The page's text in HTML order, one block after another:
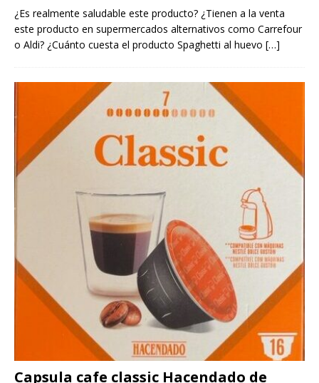
¿Es realmente saludable este producto? ¿Tienen a la venta
este producto en supermercados alternativos como Carrefour
o Aldi? ¿Cuánto cuesta el producto Spaghetti al huevo […]
Capsula cafe classic Hacendado de